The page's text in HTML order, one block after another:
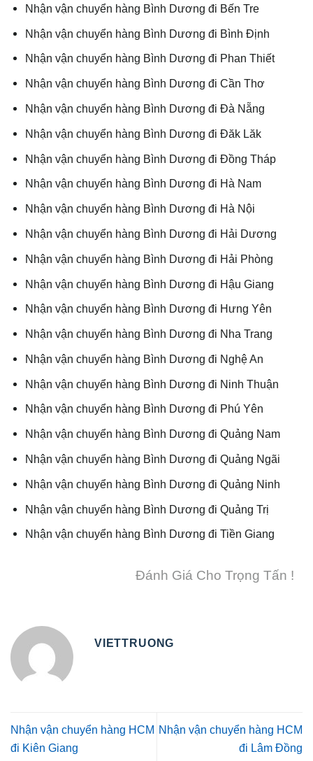
Nhận vận chuyển hàng Bình Dương đi Bến Tre
Nhận vận chuyển hàng Bình Dương đi Bình Định
Nhận vận chuyển hàng Bình Dương đi Phan Thiết
Nhận vận chuyển hàng Bình Dương đi Cần Thơ
Nhận vận chuyển hàng Bình Dương đi Đà Nẵng
Nhận vận chuyển hàng Bình Dương đi Đăk Lăk
Nhận vận chuyển hàng Bình Dương đi Đồng Tháp
Nhận vận chuyển hàng Bình Dương đi Hà Nam
Nhận vận chuyển hàng Bình Dương đi Hà Nội
Nhận vận chuyển hàng Bình Dương đi Hải Dương
Nhận vận chuyển hàng Bình Dương đi Hải Phòng
Nhận vận chuyển hàng Bình Dương đi Hậu Giang
Nhận vận chuyển hàng Bình Dương đi Hưng Yên
Nhận vận chuyển hàng Bình Dương đi Nha Trang
Nhận vận chuyển hàng Bình Dương đi Nghệ An
Nhận vận chuyển hàng Bình Dương đi Ninh Thuận
Nhận vận chuyển hàng Bình Dương đi Phú Yên
Nhận vận chuyển hàng Bình Dương đi Quảng Nam
Nhận vận chuyển hàng Bình Dương đi Quảng Ngãi
Nhận vận chuyển hàng Bình Dương đi Quảng Ninh
Nhận vận chuyển hàng Bình Dương đi Quảng Trị
Nhận vận chuyển hàng Bình Dương đi Tiền Giang
Đánh Giá Cho Trọng Tấn !
VIETTRUONG
Nhận vận chuyển hàng HCM
đi Kiên Giang
Nhận vận chuyển hàng HCM
đi Lâm Đồng